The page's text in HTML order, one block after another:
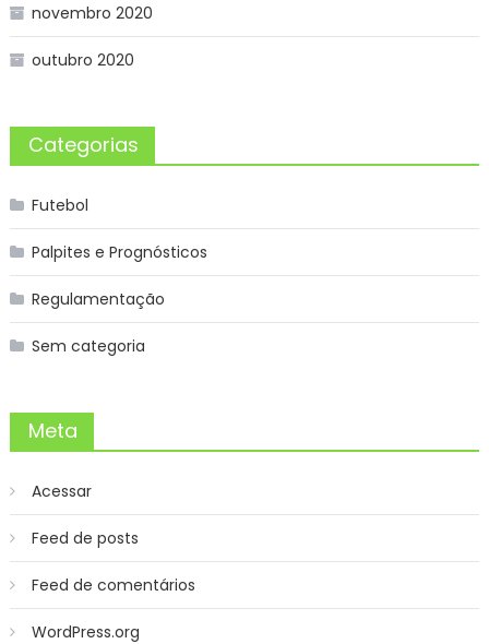
novembro 2020
outubro 2020
Categorias
Futebol
Palpites e Prognósticos
Regulamentação
Sem categoria
Meta
Acessar
Feed de posts
Feed de comentários
WordPress.org